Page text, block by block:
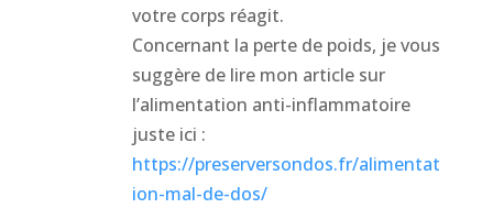
votre corps réagit.
Concernant la perte de poids, je vous
suggère de lire mon article sur
l’alimentation anti-inflammatoire
juste ici :
https://preserversondos.fr/alimentat
ion-mal-de-dos/